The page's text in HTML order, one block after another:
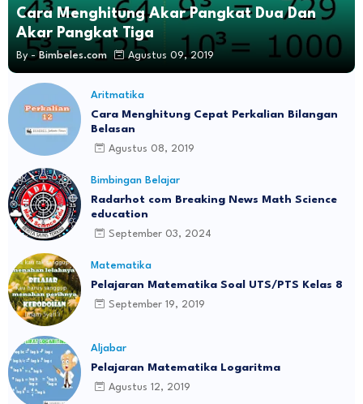
Cara Menghitung Akar Pangkat Dua Dan
Akar Pangkat Tiga
By - Bimbeles.com Agustus 09, 2019
Aritmatika
Cara Menghitung Cepat Perkalian Bilangan
Belasan
Agustus 08, 2019
Bimbingan Belajar
Radarhot com Breaking News Math Science
education
September 03, 2024
Matematika
Pelajaran Matematika Soal UTS/PTS Kelas 8
September 19, 2019
Aljabar
Pelajaran Matematika Logaritma
Agustus 12, 2019